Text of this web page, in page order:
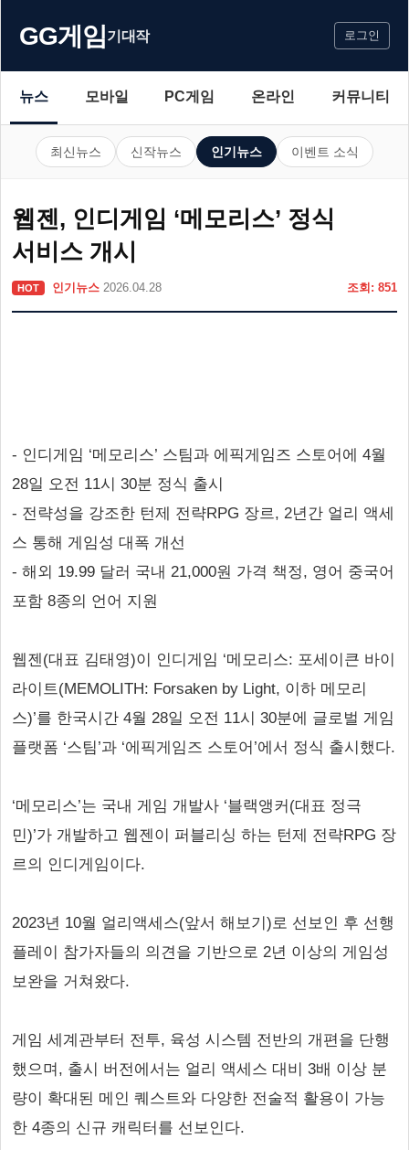
GG게임기대작 로그인
뉴스 모바일 PC게임 온라인 커뮤니티
최신뉴스 신작뉴스 인기뉴스 이벤트 소식
웹젠, 인디게임 ‘메모리스’ 정식
서비스 개시
HOT 인기뉴스 2026.04.28 조회: 851
- 인디게임 ‘메모리스’ 스팀과 에픽게임즈 스토어에 4월
28일 오전 11시 30분 정식 출시
- 전략성을 강조한 턴제 전략RPG 장르, 2년간 얼리 액세
스 통해 게임성 대폭 개선
- 해외 19.99 달러 국내 21,000원 가격 책정, 영어 중국어
포함 8종의 언어 지원
웹젠(대표 김태영)이 인디게임 ‘메모리스: 포세이큰 바이
라이트(MEMOLITH: Forsaken by Light, 이하 메모리
스)’를 한국시간 4월 28일 오전 11시 30분에 글로벌 게임
플랫폼 ‘스팀’과 ‘에픽게임즈 스토어’에서 정식 출시했다.
‘메모리스’는 국내 게임 개발사 ‘블랙앵커(대표 정극
민)’가 개발하고 웹젠이 퍼블리싱 하는 턴제 전략RPG 장
르의 인디게임이다.
2023년 10월 얼리액세스(앞서 해보기)로 선보인 후 선행
플레이 참가자들의 의견을 기반으로 2년 이상의 게임성
보완을 거쳐왔다.
게임 세계관부터 전투, 육성 시스템 전반의 개편을 단행
했으며, 출시 버전에서는 얼리 액세스 대비 3배 이상 분
량이 확대된 메인 퀘스트와 다양한 전술적 활용이 가능
한 4종의 신규 캐릭터를 선보인다.